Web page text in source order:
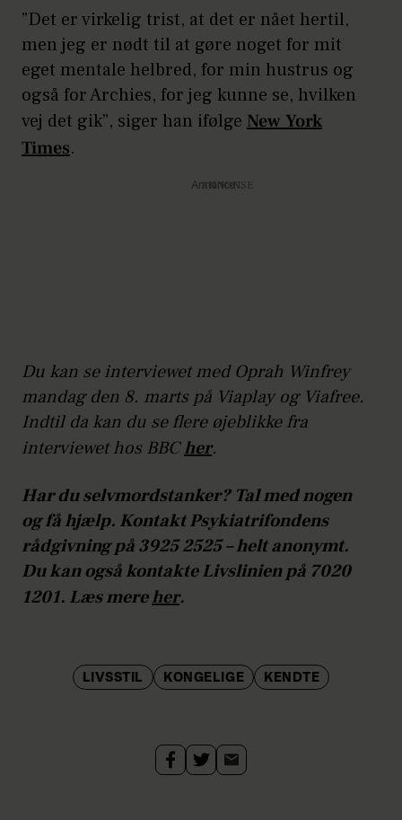
”Det er virkelig trist, at det er nået hertil,
men jeg er nødt til at gøre noget for mit
eget mentale helbred, for min hustrus og
også for Archies, for jeg kunne se, hvilken
vej det gik”, siger han ifølge New York
Times.
Annonce
Du kan se interviewet med Oprah Winfrey
mandag den 8. marts på Viaplay og Viafree.
Indtil da kan du se flere øjeblikke fra
interviewet hos BBCher.
Har du selvmordstanker? Tal med nogen
og få hjælp. Kontakt Psykiatrifondens
rådgivning på 3925 2525 – helt anonymt.
Du kan også kontakte Livslinien på 7020
1201. Læs mereher.
LIVSSTIL KONGELIGE KENDTE